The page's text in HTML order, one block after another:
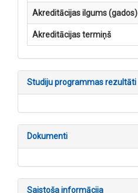
Akreditācijas ilgums (gados)
Akreditācijas termiņš
Studiju programmas rezultāti
Dokumenti
Saistoša informācija